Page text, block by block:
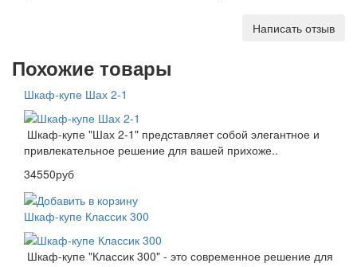
Написать отзыв
Похожие товары
Шкаф-купе Шах 2-1
Шкаф-купе "Шах 2-1" представляет собой элегантное и
привлекательное решение для вашей прихоже..
34550руб
Шкаф-купе Классик 300
Шкаф-купе "Классик 300" - это современное решение для